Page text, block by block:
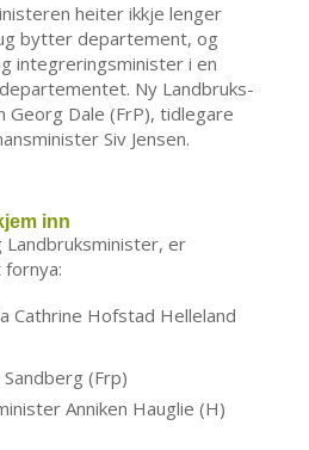
heiter ikkje lenger
bytter departement, og
integreringsminister i en
Ny Landbruks-
Georg Dale (FrP), tidlegare
Siv Jensen.
inn
er
Cathrine Hofstad Helleland
(Frp)
Anniken Hauglie (H)